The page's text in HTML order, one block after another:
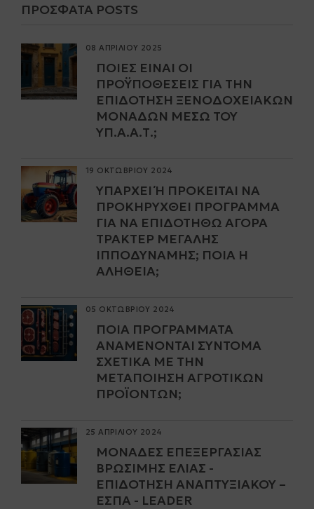
ΠΡΌΣΦΑΤΑ POSTS
08 ΑΠΡΙΛΙΟΥ 2025
ΠΟΙΕΣ ΕΊΝΑΙ ΟΙ
ΠΡΟΫΠΟΘΈΣΕΙΣ ΓΙΑ ΤΗΝ
ΕΠΙΔΌΤΗΣΗ ΞΕΝΟΔΟΧΕΙΑΚΏΝ
ΜΟΝΆΔΩΝ ΜΈΣΩ ΤΟΥ
ΥΠ.Α.Α.Τ.;
19 ΟΚΤΩΒΡΙΟΥ 2024
ΥΠΆΡΧΕΙ Ή ΠΡΌΚΕΙΤΑΙ ΝΑ Π
ΡΟΚΗΡΥΧΘΕΊ ΠΡΌΓΡΑΜΜΑ Γ
ΙΑ ΝΑ ΕΠΙΔΟΤΗΘΏ ΑΓΟΡΆ Τ
ΡΑΚΤΈΡ ΜΕΓΆΛΗΣ Ι
ΠΠΟΔΎΝΑΜΗΣ; ΠΟΙΑ Η Α
ΛΉΘΕΙΑ;
05 ΟΚΤΩΒΡΙΟΥ 2024
ΠΟΙΑ ΠΡΟΓΡΆΜΜΑΤΑ
ΑΝΑΜΈΝΟΝΤΑΙ ΣΎΝΤΟΜΑ
ΣΧΕΤΙΚΆ ΜΕ ΤΗΝ
ΜΕΤΑΠΟΊΗΣΗ ΑΓΡΟΤΙΚΏΝ
ΠΡΟΪΌΝΤΩΝ;
25 ΑΠΡΙΛΙΟΥ 2024
ΜΟΝΆΔΕΣ ΕΠΕΞΕΡΓΑΣΊΑΣ
ΒΡΏΣΙΜΗΣ ΕΛΙΆΣ -
ΕΠΙΔΌΤΗΣΗ ΑΝΑΠΤΥΞΙΑΚΟΎ –
ΕΣΠΑ - LEADER